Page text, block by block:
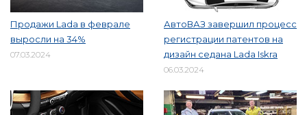
Продажи Lada в феврале
выросли на 34%
07.03.2024
АвтоВАЗ завершил процесс
регистрации патентов на
дизайн седана Lada Iskra
06.03.2024